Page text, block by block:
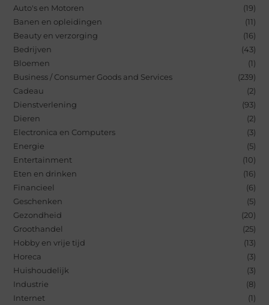
Auto's en Motoren
(19)
Banen en opleidingen
(11)
Beauty en verzorging
(16)
Bedrijven
(43)
Bloemen
(1)
Business / Consumer Goods and Services
(239)
Cadeau
(2)
Dienstverlening
(93)
Dieren
(2)
Electronica en Computers
(3)
Energie
(5)
Entertainment
(10)
Eten en drinken
(16)
Financieel
(6)
Geschenken
(5)
Gezondheid
(20)
Groothandel
(25)
Hobby en vrije tijd
(13)
Horeca
(3)
Huishoudelijk
(3)
Industrie
(8)
Internet
(1)